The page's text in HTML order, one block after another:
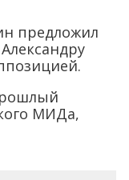
предложил
МИДа,